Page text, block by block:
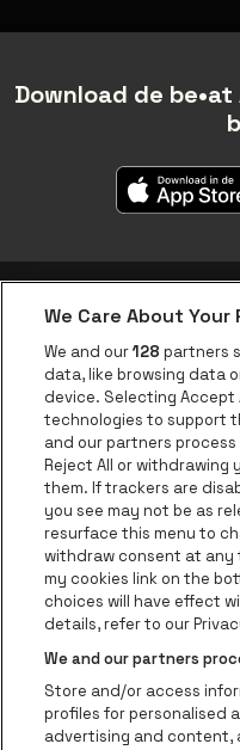
Download de
Be•at Tickets
We Care About Your
We and our128 partners
data, like browsing data
device. Selecting Accept
technologies to support
and our partners
Reject All or withdrawing
them. If trackers are
you see may not be as
resurface this menu to
withdraw consent at any
my cookies link on the
choices will have effect
details, refer to our
We and our partners
Store and/or access
profiles for personalised
advertising and